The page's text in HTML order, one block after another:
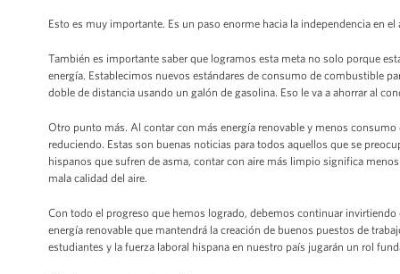
Esto es muy importante. Es un paso enorme hacia la independencia en
También es importante saber que logramos esta meta no solo porque
energía. Establecimos nuevos estándares de consumo de combustible
doble de distancia usando un galón de gasolina. Eso le va a ahorrar al
Otro punto más. Al contar con más energía renovable y menos
reduciendo. Estas son buenas noticias para todos aquellos que se
hispanos que sufren de asma, contar con aire más limpio significa
mala calidad del aire.
Con todo el progreso que hemos logrado, debemos continuar
energía renovable que mantendrá la creación de buenos puestos de
estudiantes y la fuerza laboral hispana en nuestro país jugarán un rol